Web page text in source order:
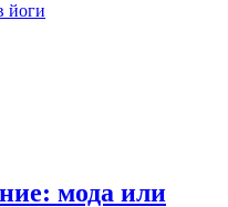
йоги
мода или